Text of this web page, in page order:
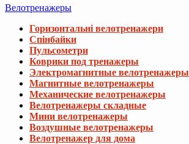
Велотренажеры
Горизонтальні велотренажери
Спінбайки
Пульсометри
Коврики под тренажеры
Электромагнитные велотренажеры
Магнитные велотренажеры
Механические велотренажеры
Велотренажеры складные
Мини велотренажеры
Воздушные велотренажеры
Велотренажер для дома